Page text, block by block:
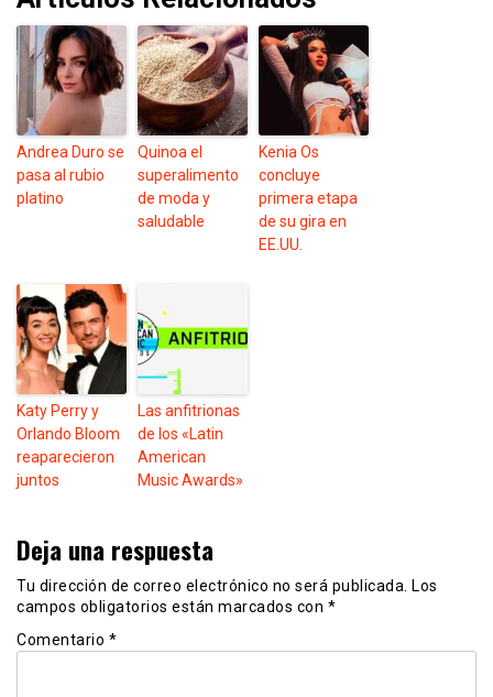
Andrea Duro se
pasa al rubio
platino
Quinoa el
superalimento
de moda y
saludable
Kenia Os
concluye
primera etapa
de su gira en
EE.UU.
Katy Perry y
Orlando Bloom
reaparecieron
juntos
Las anfitrionas
de los «Latin
American
Music Awards»
Deja una respuesta
Tu dirección de correo electrónico no será publicada.
Los
campos obligatorios están marcados con *
Comentario *